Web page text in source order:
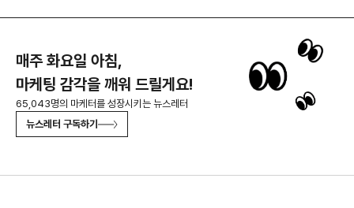
매주 화요일 아침,
마케팅 감각을 깨워 드릴게요!
65,043명의 마케터를 성장시키는 뉴스레터
뉴스레터 구독하기